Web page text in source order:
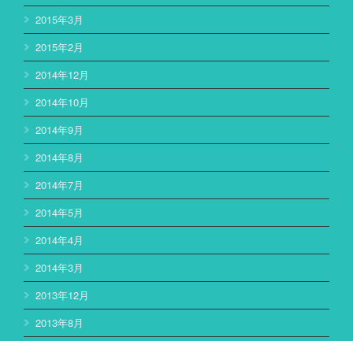
2015年3月
2015年2月
2014年12月
2014年10月
2014年9月
2014年8月
2014年7月
2014年5月
2014年4月
2014年3月
2013年12月
2013年8月